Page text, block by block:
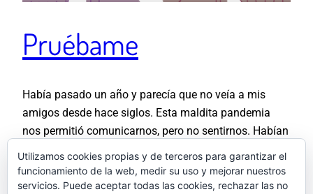
Pruébame
Había pasado un año y parecía que no veía a mis
amigos desde hace siglos. Esta maldita pandemia
nos permitió comunicarnos, pero no sentirnos. Habían
vernos que, aunque sólo fuéramos a compartir pizzas
y cerveza, acordamos vestir como si fuéramos a
Utilizamos cookies propias y de terceros para garantizar el
funcionamiento de la web, medir su uso y mejorar nuestros
servicios. Puede aceptar todas las cookies, rechazar las no